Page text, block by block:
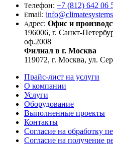
Телефон: +7 (812) 642 06
Email:
Адрес: Офис и
196006, г. Санкт-
оф.2008
Филиал в г. Москва
119072, г. Москва, ул.
Прайс-лист на услуги
О компании
Услуги
Оборудование
Выполненные проекты
Контакты
Согласие на обработку
Согласие на получение